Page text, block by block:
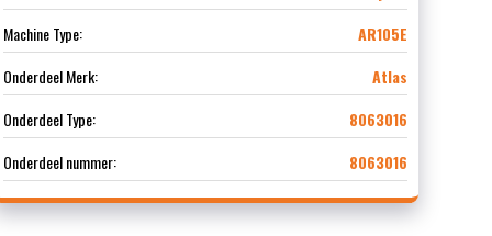
Machine Type:
AR105E
Onderdeel Merk:
Atlas
Onderdeel Type:
8063016
Onderdeel nummer:
8063016